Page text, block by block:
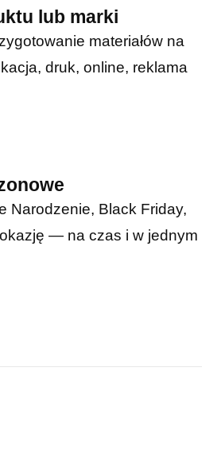
lub marki
materiałów na
druk, online, reklama
Narodzenie, Black Friday,
— na czas i w jednym